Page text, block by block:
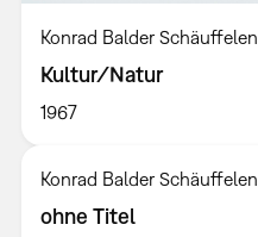
Konrad Balder Schäuffelen
Kultur/Natur
1967
Konrad Balder Schäuffelen
ohne Titel